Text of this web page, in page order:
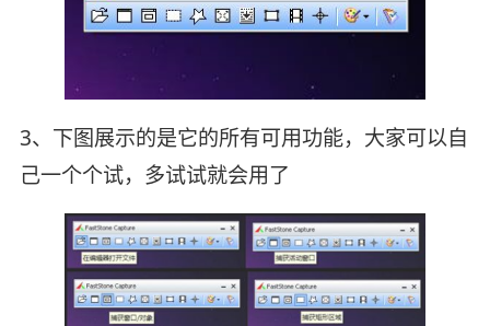
3、下图展示的是它的所有可用功能，大家可以自
己一个个试，多试试就会用了